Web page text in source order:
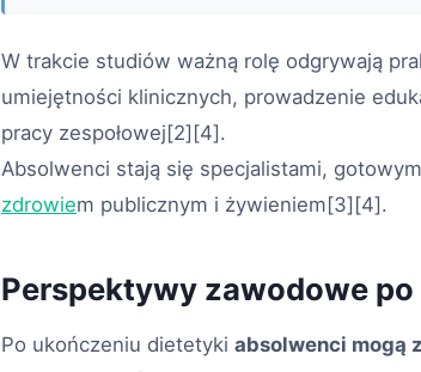
W trakcie studiów ważną rolę odgrywają
umiejętności klinicznych, prowadzenie
pracy zespołowej[2][4].
Absolwenci stają się specjalistami,
zdrowiem publicznym i żywieniem[3][4].
Perspektywy zawodowe
Po ukończeniu dietetyki absolwenci mogą